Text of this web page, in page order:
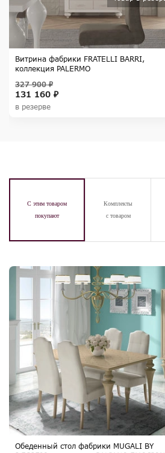
Витрина фабрики FRATELLI BARRI,
коллекция PALERMO
131 160 ₽
327 900 ₽
в резерве
С этим товаром
покупают
Комплекты
с товаром
Обеденный стол фабрики MUGALI BY